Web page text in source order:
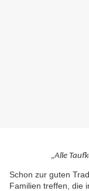
„Alle
Schon zur guten
Familien treffen, die